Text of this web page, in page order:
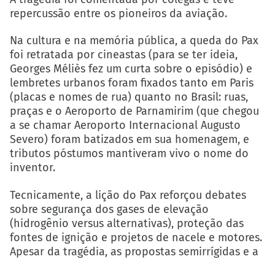
repercussão entre os pioneiros da aviação.
Na cultura e na memória pública, a queda do Pax
foi retratada por cineastas (para se ter ideia,
Georges Méliès fez um curta sobre o episódio) e
lembretes urbanos foram fixados tanto em Paris
(placas e nomes de rua) quanto no Brasil: ruas,
praças e o Aeroporto de Parnamirim (que chegou
a se chamar Aeroporto Internacional Augusto
Severo) foram batizados em sua homenagem, e
tributos póstumos mantiveram vivo o nome do
inventor.
Tecnicamente, a lição do Pax reforçou debates
sobre segurança dos gases de elevação
(hidrogênio versus alternativas), proteção das
fontes de ignição e projetos de nacele e motores.
Apesar da tragédia, as propostas semirrígidas e a